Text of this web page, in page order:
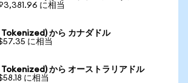
に相当
から カナダドル
に相当
Tokenized) から オーストラリアドル
に相当